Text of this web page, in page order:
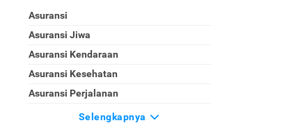
Asuransi
Asuransi Jiwa
Asuransi Kendaraan
Asuransi Kesehatan
Asuransi Perjalanan
Selengkapnya